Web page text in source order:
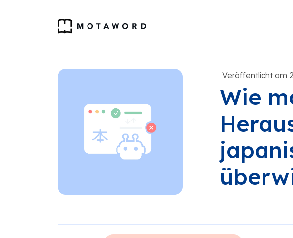
Veröffentlicht am
Wie